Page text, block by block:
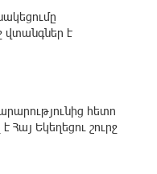
վտանգներ է
հետո
Հայ Եկեղեցու շուրջ